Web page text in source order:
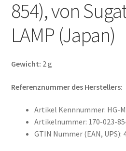
854), von
LAMP (Japan)
Gewicht: 2 g
Referenznummer des Herstellers:
Artikel Kennnummer: HG-
Artikelnummer: 170-023-
GTIN Nummer (EAN, UPS):